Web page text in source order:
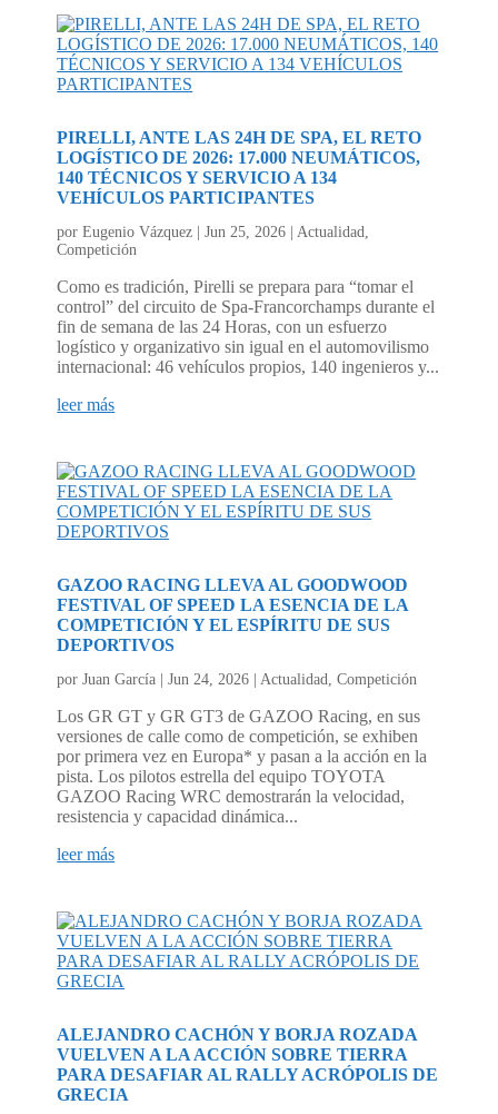
PIRELLI, ANTE LAS 24H DE SPA, EL RETO
LOGÍSTICO DE 2026: 17.000 NEUMÁTICOS,
140 TÉCNICOS Y SERVICIO A 134
VEHÍCULOS PARTICIPANTES
porEugenio Vázquez |Jun 25, 2026 Actualidad
Competición
Como es tradición, Pirelli se prepara para “tomar el
control” del circuito de Spa-Francorchamps durante el
fin de semana de las 24 Horas, con un esfuerzo
logístico y organizativo sin igual en el automovilismo
internacional: 46 vehículos propios, 140 ingenieros y...
leer más
GAZOO RACING LLEVA AL GOODWOOD
FESTIVAL OF SPEED LA ESENCIA DE LA
COMPETICIÓN Y EL ESPÍRITU DE SUS
DEPORTIVOS
porJuan García |Jun 24, 2026 Actualidad ,Competición
Los GR GT y GR GT3 de GAZOO Racing, en sus
versiones de calle como de competición, se exhiben
por primera vez en Europa* y pasan a la acción en la
pista. Los pilotos estrella del equipo TOYOTA
GAZOO Racing WRC demostrarán la velocidad,
resistencia y capacidad dinámica...
leer más
ALEJANDRO CACHÓN Y BORJA ROZADA
VUELVEN A LA ACCIÓN SOBRE TIERRA
PARA DESAFIAR AL RALLY ACRÓPOLIS DE
GRECIA